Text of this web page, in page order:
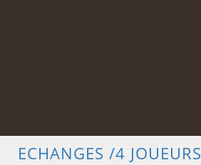
ECHANGES /4 JOUEURS